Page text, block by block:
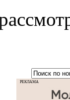
РЕКЛАМА